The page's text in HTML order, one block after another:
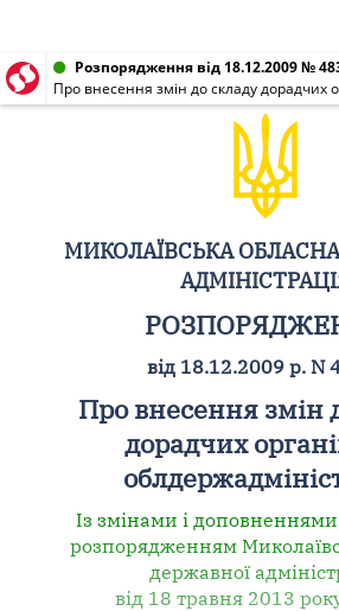
Розпорядження від 18.12.2009 №
МИКОЛАЇВСЬКА
від 18.12.2009 р. N
Про внесення змін
дорадчих
Із змінами і
розпорядженням
державної
від 18 травня 2013